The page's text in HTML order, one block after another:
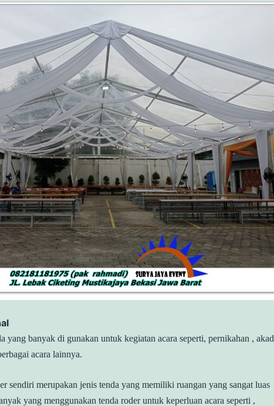
yang banyak di gunakan untuk kegiatan acara seperti, pernikahan , akad
acara lainnya.
sendiri merupakan jenis tenda yang memiliki ruangan yang sangat luas
yang menggunakan tenda roder untuk keperluan acara seperti ,